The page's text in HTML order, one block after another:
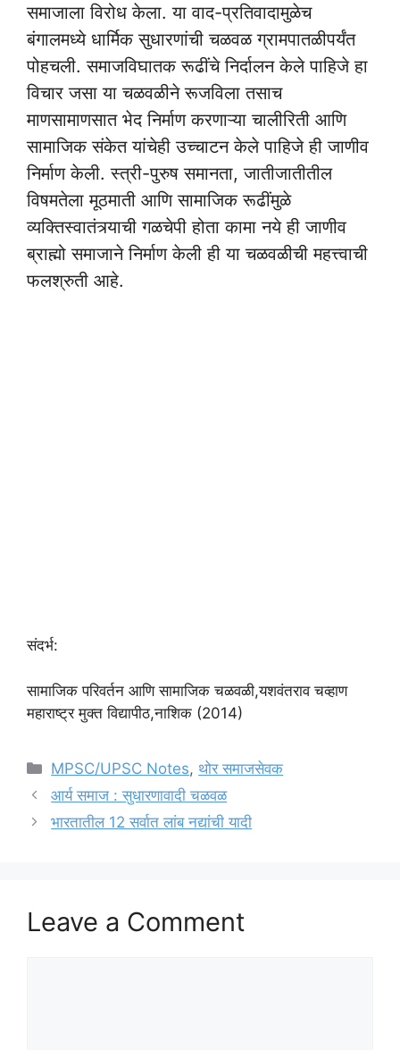
समाजाला विरोध केला. या वाद-प्रतिवादामुळेच
बंगालमध्ये धार्मिक सुधारणांची चळवळ ग्रामपातळीपर्यंत
पोहचली. समाजविघातक रूढींचे निर्दालन केले पाहिजे हा
विचार जसा या चळवळीने रूजविला तसाच
माणसामाणसात भेद निर्माण करणाऱ्या चालीरिती आणि
सामाजिक संकेत यांचेही उच्चाटन केले पाहिजे ही जाणीव
निर्माण केली. स्त्री-पुरुष समानता, जातीजातीतील
विषमतेला मूठमाती आणि सामाजिक रूढींमुळे
व्यक्तिस्वातंत्र्याची गळचेपी होता कामा नये ही जाणीव
ब्राह्मो समाजाने निर्माण केली ही या चळवळीची महत्त्वाची
फलश्रुती आहे.
संदर्भ:
सामाजिक परिवर्तन आणि सामाजिक चळवळी,यशवंतराव चव्हाण
महाराष्ट्र मुक्त विद्यापीठ,नाशिक (2014)
Categories
MPSC/UPSC Notes, थोर समाजसेवक
आर्य समाज : सुधारणावादी चळवळ
भारतातील 12 सर्वात लांब नद्यांची यादी
Leave a Comment